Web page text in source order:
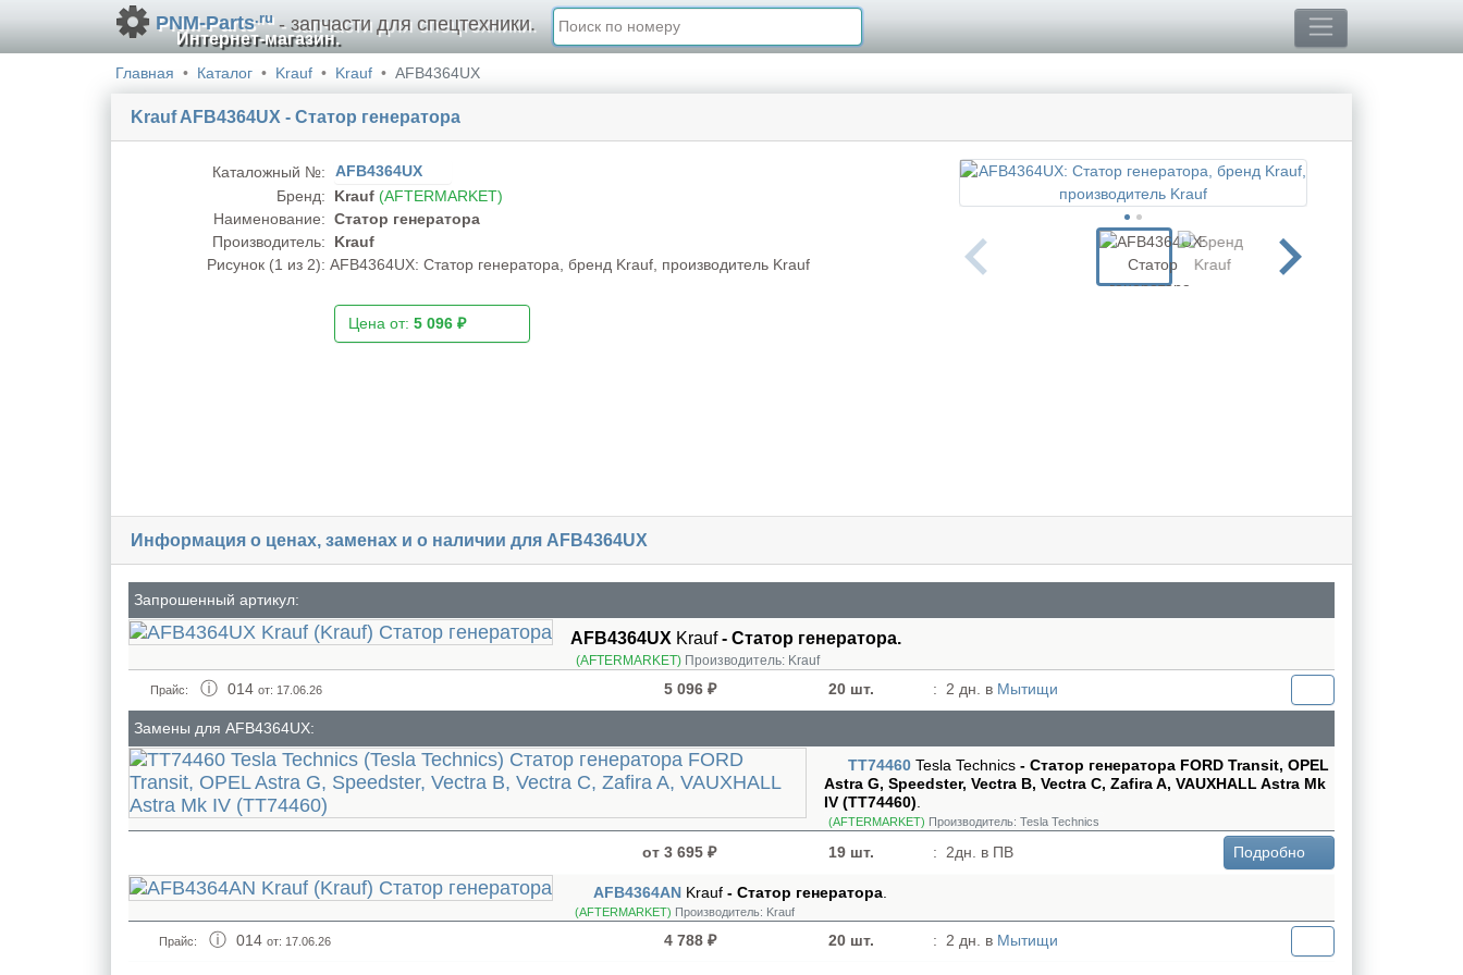
PNM-Parts.ru- запчасти для спецтехники.
Интернет-магазин.
Главная Каталог Krauf Krauf AFB4364UX
Krauf AFB4364UX - Статор генератора
Каталожный №:
AFB4364UX
Бренд:
Krauf (AFTERMARKET)
Наименование: Статор генератора
Производитель:
Krauf
Рисунок (1 из 2): AFB4364UX: Статор генератора, бренд Krauf, производитель Krauf
Цена от: 5 096 ₽
Информация о ценах, заменах и о наличии для AFB4364UX
Запрошенный артикул:
AFB4364UX Krauf- Статор генератора.
(AFTERMARKET)Производитель: Krauf
Прайс: 014 от: 17.06.26 5 096 ₽ 20 шт. : 2 дн. в Мытищи
Замены для AFB4364UX:
TT74460 Tesla Technics - Статор генератора FORD Transit, OPEL
Astra G, Speedster, Vectra B, Vectra C, Zafira A, VAUXHALL Astra Mk
IV (TT74460)
(AFTERMARKET) Производитель:Tesla Technics
от 3 695 ₽ 19 шт. : 2дн. в ПВ Подробно
AFB4364AN Krauf - Статор генератора
(AFTERMARKET) Производитель: Krauf
Прайс: 014 от: 17.06.26 4 788 ₽ 20 шт. : 2 дн. в Мытищи